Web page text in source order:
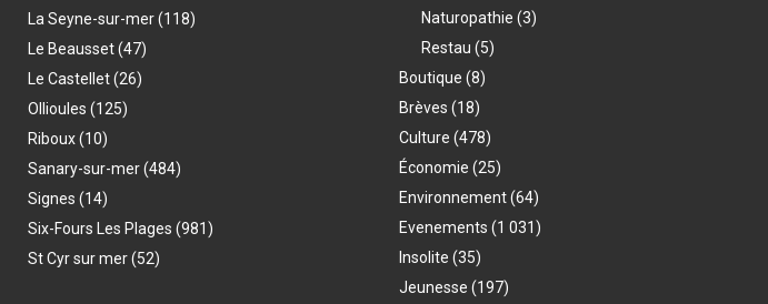
La Seyne-sur-mer(118)
Le Beausset(47)
Le Castellet(26)
Ollioules (125)
Riboux(10)
Sanary-sur-mer(484)
Signes (14)
Six-Fours Les Plages (981)
St Cyr sur mer(52)
Naturopathie (3)
Restau (5)
Boutique (8)
Brèves (18)
Culture (478)
Économie (25)
Environnement(64)
Evenements (1 031)
Insolite (35)
Jeunesse (197)